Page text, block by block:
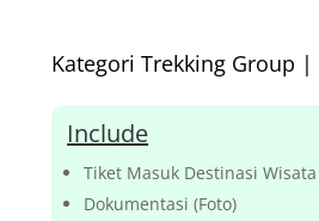
Kategori Trekking Group |
Include
Tiket Masuk Destinasi Wisata
Dokumentasi (Foto)